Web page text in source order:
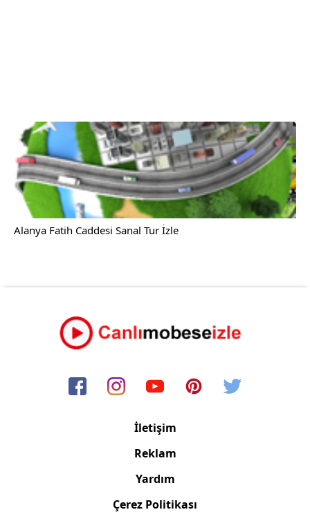
Alanya Fatih Caddesi Sanal Tur İzle
İletişim
Reklam
Yardım
Çerez Politikası